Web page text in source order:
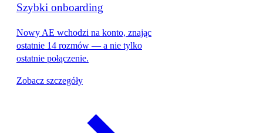
Szybki onboarding
Nowy AE wchodzi na konto, znając
ostatnie 14 rozmów — a nie tylko
ostatnie połączenie.
Zobacz szczegóły